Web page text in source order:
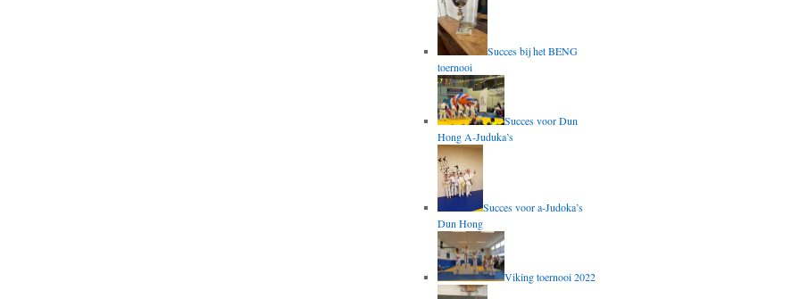
Succes bij het BENG
toernooi
Succes voor Dun
Hong A-Juduka’s
Succes voor a-Judoka’s
Dun Hong
Viking toernooi 2022